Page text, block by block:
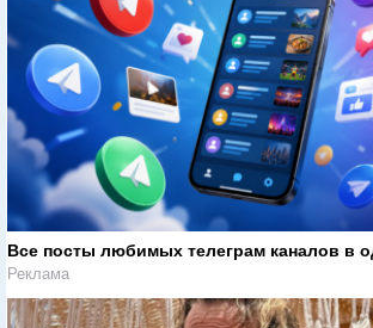
Все посты любимых телеграм каналов в
Реклама